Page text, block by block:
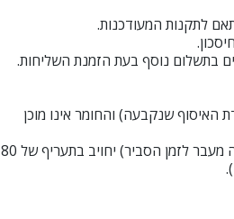
לתקנות המעודכנות.
בתשלום נוסף בעת הזמנת השליחות.
האיסוף שנקבעה) והחומר אינו מוכן
תעריף המתנה: זמן המתנה (הן באיסוף חומר לא מוכן והן בתוך תור במוסדות/משרדי ממשלה מעבר לזמן הסביר) יחויב בתעריף של 80